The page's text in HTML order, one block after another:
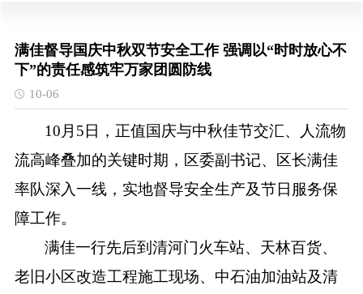
满佳督导国庆中秋双节安全工作 强调以“时时放心不
下”的责任感筑牢万家团圆防线
10-06
10月5日，正值国庆与中秋佳节交汇、人流物
流高峰叠加的关键时期，区委副书记、区长满佳
率队深入一线，实地督导安全生产及节日服务保
障工作。
满佳一行先后到清河门火车站、天林百货、
老旧小区改造工程施工现场、中石油加油站及清